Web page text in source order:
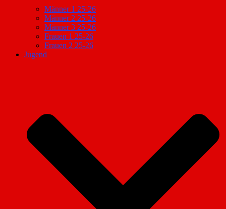
Männer 1 25-26
Männer 2 25-26
Männer 3 25-26
Frauen 1 25-26
Frauen 2 25-26
Jugend